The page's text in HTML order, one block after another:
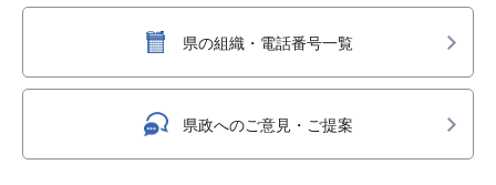
県の組織・電話番号一覧
県政へのご意見・ご提案